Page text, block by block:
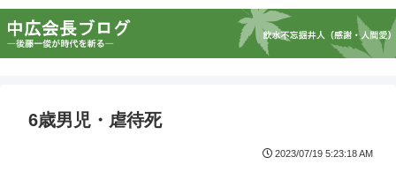
6歳男児・虐待死
2023/07/19 5:23:18 AM